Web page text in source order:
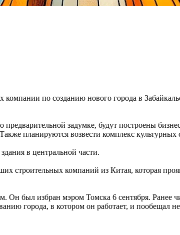
по созданию нового города в
задумке, будут построены
планируются возвести комплекс культурных
в центральной части.
строительных компаний из Китая, которая
Он был избран мэром Томска 6 сентября. Ранее
города, в котором он работает, и пообещал